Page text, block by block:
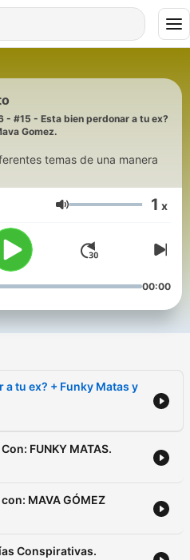
- #15 - Esta bien perdonar a tu ex?
Gomez.
temas de una manera
Volumen 1 x
00:00
tu ex? + Funky Matas y
FUNKY MATAS.
MAVA GÓMEZ
Conspirativas.